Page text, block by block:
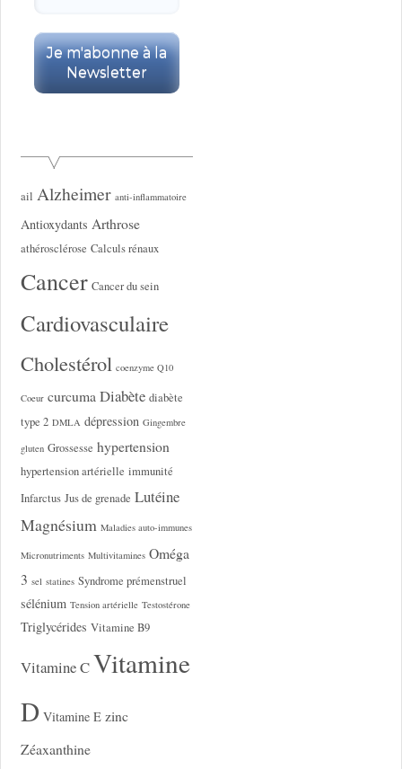
ail Alzheimer anti-inflammatoire
Antioxydants Arthrose
athérosclérose Calculs rénaux
Cancer Cancer du sein
Cardiovasculaire
Cholestérol coenzyme Q10
Coeur curcuma Diabète diabète
type 2 DMLA dépression Gingembre
gluten Grossesse hypertension
hypertension artérielle immunité
Infarctus Jus de grenade Lutéine
Magnésium Maladies auto-immunes
Micronutriments Multivitamines Oméga
3 sel statines Syndrome prémenstruel
sélénium Tension artérielle Testostérone
Triglycérides Vitamine B9
Vitamine CVitamine
D Vitamine E zinc
Zéaxanthine